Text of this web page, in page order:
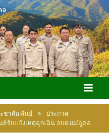
ชาสัมพันธ์
ประกาศ
รับแจ้งเหตุฉุกเฉิน อบต.แม่อูคอ